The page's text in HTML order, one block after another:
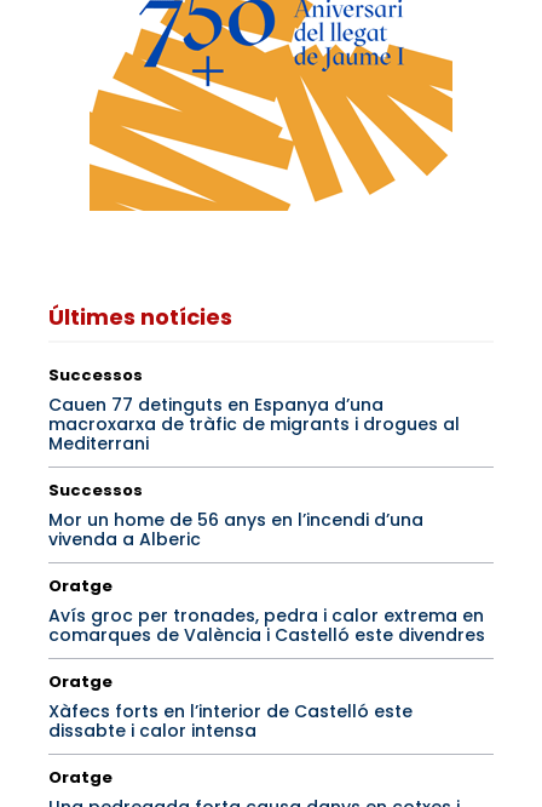
Últimes notícies
Successos
Cauen 77 detinguts en Espanya d’una
macroxarxa de tràfic de migrants i drogues al
Mediterrani
Successos
Mor un home de 56 anys en l’incendi d’una
vivenda a Alberic
Oratge
Avís groc per tronades, pedra i calor extrema en
comarques de València i Castelló este divendres
Oratge
Xàfecs forts en l’interior de Castelló este
dissabte i calor intensa
Oratge